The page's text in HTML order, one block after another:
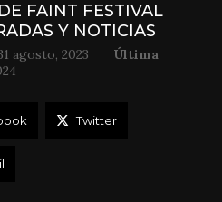
FAINT FESTIVAL
Y NOTICIAS
agosto, 2023
Última
Twitter